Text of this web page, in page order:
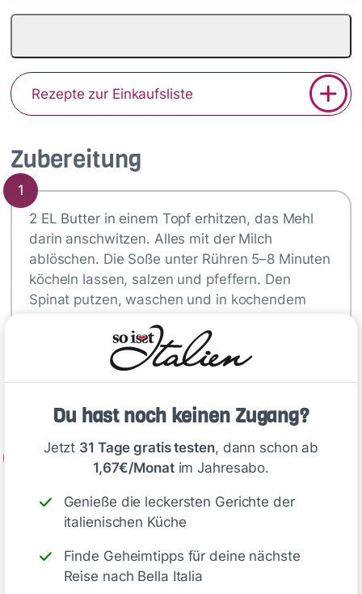
Du hast noch keinen Zugang?
Jetzt 31 Tage gratis testen, dann schon ab
1,67€/Monatim Jahresabo.
Genieße die leckersten Gerichte der
italienischen Küche
Finde Geheimtipps für deine nächste
Reise nach Bella Italia
Zubereitung
1
2 EL Butter in einem Topf erhitzen, das Mehl
darin anschwitzen. Alles mit der Milch
ablöschen. Die Soße unter Rühren 5–8 Minuten
köcheln lassen, salzen und pfeffern. Den
Spinat putzen, waschen und in kochendem
Abgießen, abschrecken, ausdrücken und
hacken. Zwiebel und Peperoncino in 1 EL
heißer Butter andünsten. Spinat dazugeben,
Tipp
Rezepte zur Einkaufsliste